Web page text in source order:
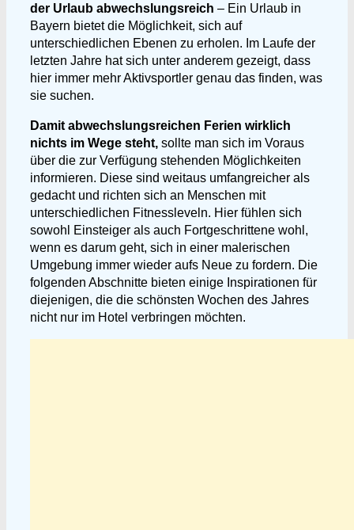
der Urlaub abwechslungsreich – Ein Urlaub in
Bayern bietet die Möglichkeit, sich auf
unterschiedlichen Ebenen zu erholen. Im Laufe der
letzten Jahre hat sich unter anderem gezeigt, dass
hier immer mehr Aktivsportler genau das finden, was
sie suchen.
Damit abwechslungsreichen Ferien wirklich
nichts im Wege steht, sollte man sich im Voraus
über die zur Verfügung stehenden Möglichkeiten
informieren. Diese sind weitaus umfangreicher als
gedacht und richten sich an Menschen mit
unterschiedlichen Fitnessleveln. Hier fühlen sich
sowohl Einsteiger als auch Fortgeschrittene wohl,
wenn es darum geht, sich in einer malerischen
Umgebung immer wieder aufs Neue zu fordern. Die
folgenden Abschnitte bieten einige Inspirationen für
diejenigen, die die schönsten Wochen des Jahres
nicht nur im Hotel verbringen möchten.